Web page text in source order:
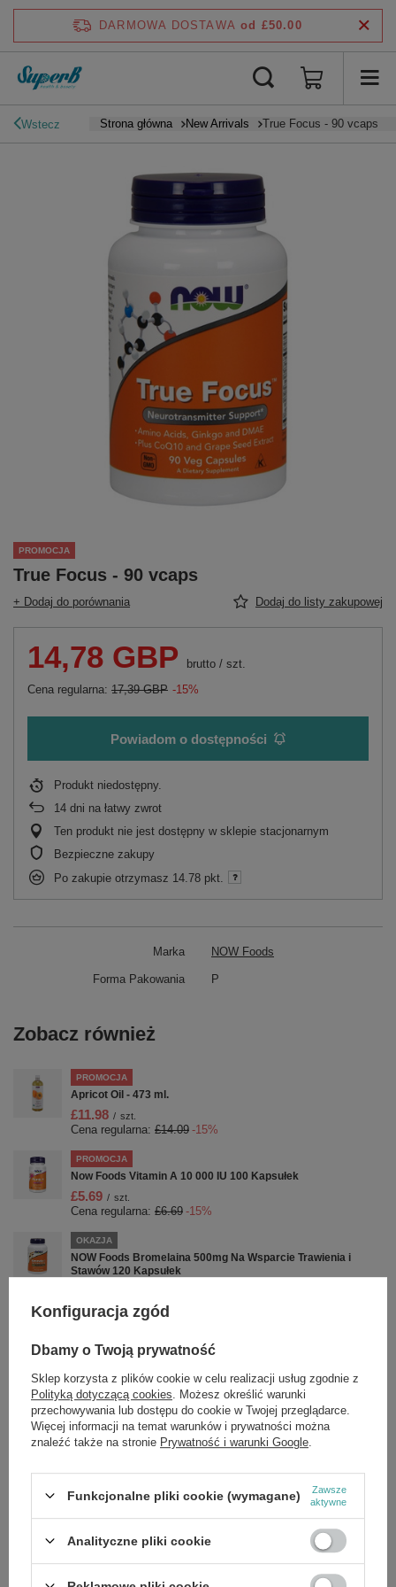
DARMOWA DOSTAWA od £50.00
Wstecz Strona główna New Arrivals True Focus - 90 vcaps
PROMOCJA
True Focus - 90 vcaps
+ Dodaj do porównania Dodaj do listy zakupowej
14,78 GBP brutto / szt.
Cena regularna: 17,39 GBP -15%
Powiadom o dostępności
Produkt niedostępny
14 dni na łatwy zwrot
Ten produkt nie jest dostępny w sklepie stacjonarnym
Bezpieczne zakupy
Po zakupie otrzymasz 14.78 pkt.
Marka NOW Foods
Forma Pakowania P
Zobacz również
PROMOCJA
Apricot Oil - 473 ml.
£11.98 / szt.
Cena regularna: £14.09 -15%
PROMOCJA
Now Foods Vitamin A 10 000 IU 100 Kapsułek
£5.69 / szt.
Cena regularna: £6.69 -15%
OKAZJA
NOW Foods Bromelaina 500mg Na Wsparcie Trawienia i
Stawów 120 Kapsułek
Cena regularna:£36.99
Glutathione with Milk Thistle Extract & Alpha Lipoic Acid,
£14.53 szt.
Cena regularna:£17.09 -15%
PROMOCJA
L-Arginine, 500mg - 100 caps
NOW Foods Płynny Kwas Hialuronowy 100 mg z Witaminą D
Aminokwasami i Ksylitolem Elastyczność Stawów i
Konfiguracja zgód
Dbamy o Twoją prywatność
Sklep korzysta z plików cookie w celu realizacji usług zgodnie z
Polityką dotyczącą cookies . Możesz określić warunki
przechowywania lub dostępu do cookie w Twojej przeglądarce.
Więcej informacji na temat warunków i prywatności można
znaleźć także na stronie Prywatność i warunki Google
Funkcjonalne pliki cookie (wymagane)
Zawsze
aktywne
Analityczne pliki cookie